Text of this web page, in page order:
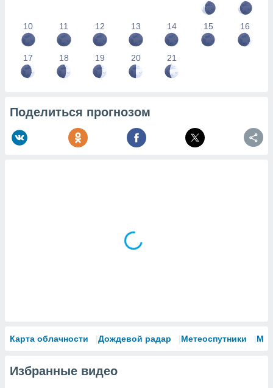
10 11 12 13 14 15 16
17 18 19 20 21
Поделиться прогнозом
Карта облачности Дождевой радар Метеоспутники
Избранные видео